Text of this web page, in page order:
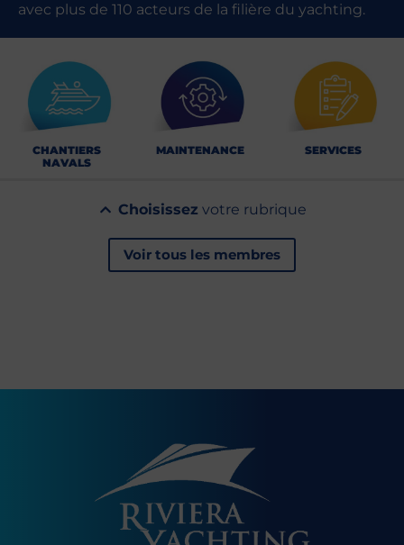
avec plus de 110 acteurs de la filière du yachting.
CHANTIERS
NAVALS
MAINTENANCE SERVICES
Choisissez votre rubrique
Voir tous les membres